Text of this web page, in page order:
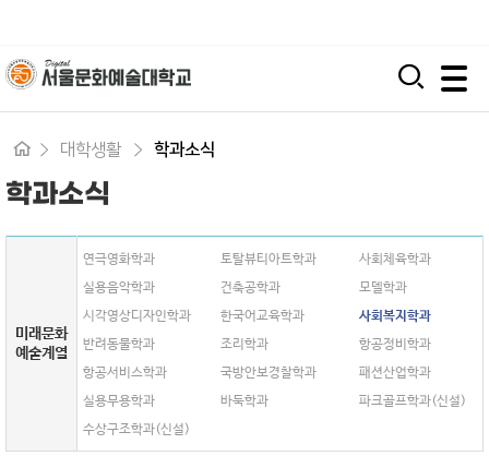
대학생활 학과소식
학과소식
미래문화
예술계열
연극영화학과 토탈뷰티아트학과
사회체육학과
실용음악학과
건축공학과
모델학과
시각영상디자인학과
한국어교육학과
사회복지학과
반려동물학과
조리학과
항공정비학과
항공서비스학과
국방안보경찰학과
패션산업학과
실용무용학과
바둑학과
파크골프학과(신설)
수상구조학과(신설)